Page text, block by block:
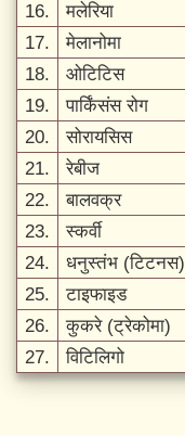
16.
मलेरिया
17.
मेलानोमा
18.
ओटिटिस
19.
पार्किंसंस रोग
20.
सोरायसिस
21.
रेबीज
22.
बालवक्र
23.
स्कर्वी
24.
धनुस्तंभ (टिटनस)
25.
टाइफाइड
26.
कुकरे (ट्रेकोमा)
27.
विटिलिगो